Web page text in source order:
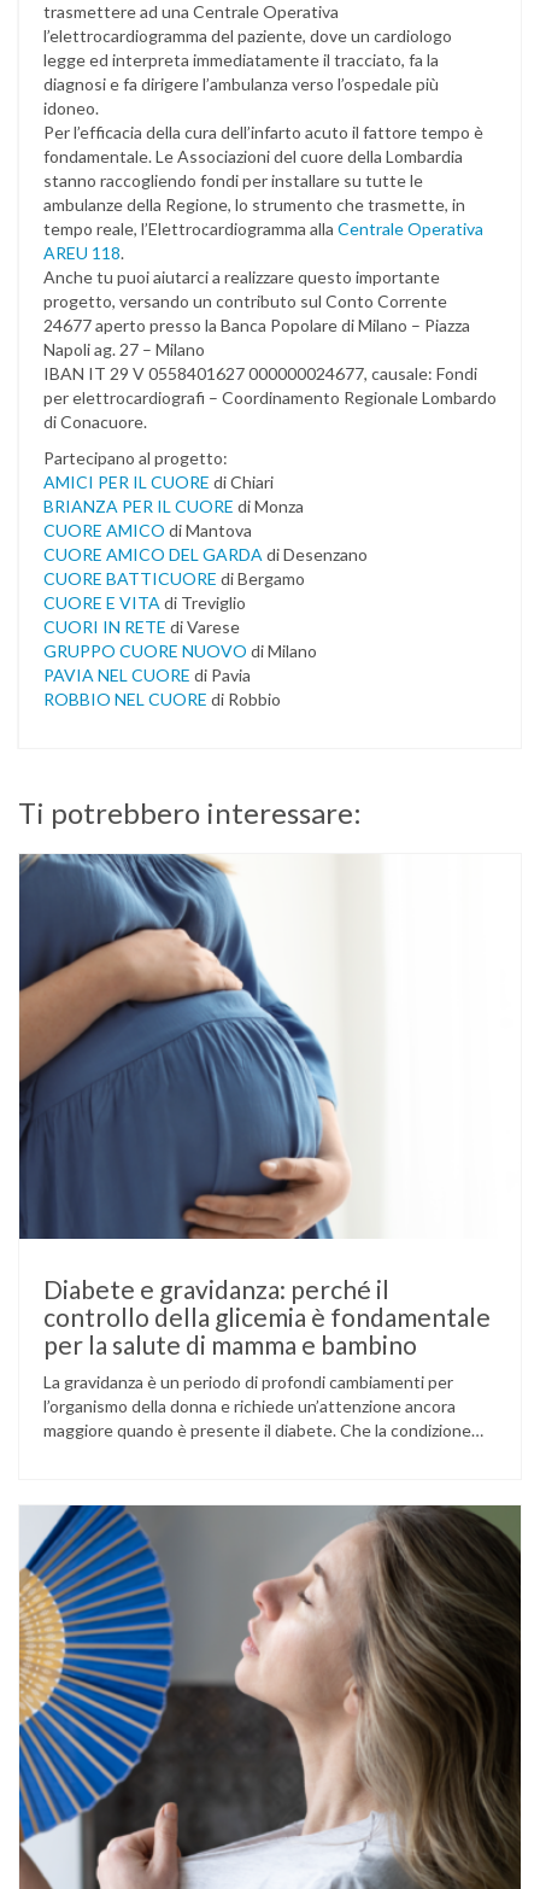
trasmettere ad una Centrale Operativa
l’elettrocardiogramma del paziente, dove un cardiologo
legge ed interpreta immediatamente il tracciato, fa la
diagnosi e fa dirigere l’ambulanza verso l’ospedale più
idoneo.
Per l’efficacia della cura dell’infarto acuto il fattore tempo è
fondamentale. Le Associazioni del cuore della Lombardia
stanno raccogliendo fondi per installare su tutte le
ambulanze della Regione, lo strumento che trasmette, in
tempo reale, l’Elettrocardiogramma alla Centrale Operativa
AREU 118.
Anche tu puoi aiutarci a realizzare questo importante
progetto, versando un contributo sul Conto Corrente
24677 aperto presso la Banca Popolare di Milano – Piazza
Napoli ag. 27 – Milano
IBAN IT 29 V 0558401627 000000024677, causale: Fondi
per elettrocardiografi – Coordinamento Regionale Lombardo
di Conacuore.
Partecipano al progetto:
AMICI PER IL CUORE di Chiari
BRIANZA PER IL CUORE di Monza
CUORE AMICO di Mantova
CUORE AMICO DEL GARDA di Desenzano
CUORE BATTICUORE di Bergamo
CUORE E VITA di Treviglio
CUORI IN RETE di Varese
GRUPPO CUORE NUOVO di Milano
PAVIA NEL CUORE di Pavia
ROBBIO NEL CUORE di Robbio
Ti potrebbero interessare:
Diabete e gravidanza: perché il
controllo della glicemia è fondamentale
per la salute di mamma e bambino
La gravidanza è un periodo di profondi cambiamenti per
l’organismo della donna e richiede un’attenzione ancora
maggiore quando è presente il diabete. Che la condizione
volta durante la gestazione (diabete gestazionale),
mantenere …